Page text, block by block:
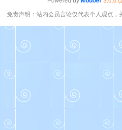
免责声明：站内会员言论仅代表个人观点